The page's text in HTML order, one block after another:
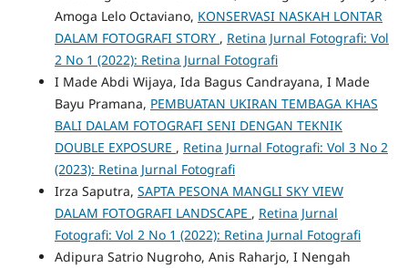
Amoga Lelo Octaviano, KONSERVASI NASKAH LONTAR
DALAM FOTOGRAFI STORY , Retina Jurnal Fotografi: Vol
2 No 1 (2022): Retina Jurnal Fotografi
I Made Abdi Wijaya, Ida Bagus Candrayana, I Made
Bayu Pramana, PEMBUATAN UKIRAN TEMBAGA KHAS
BALI DALAM FOTOGRAFI SENI DENGAN TEKNIK
DOUBLE EXPOSURE , Retina Jurnal Fotografi: Vol 3 No 2
(2023): Retina Jurnal Fotografi
Irza Saputra, SAPTA PESONA MANGLI SKY VIEW
DALAM FOTOGRAFI LANDSCAPE , Retina Jurnal
Fotografi: Vol 2 No 1 (2022): Retina Jurnal Fotografi
Adipura Satrio Nugroho, Anis Raharjo, I Nengah